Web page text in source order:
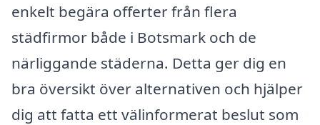
enkelt begära offerter från flera
städfirmor både i Botsmark och de
närliggande städerna. Detta ger dig en
bra översikt över alternativen och hjälper
dig att fatta ett välinformerat beslut som